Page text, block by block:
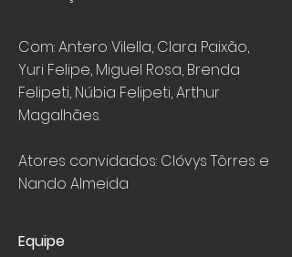
Com: Antero Vilella, Clara Paixão,
Yuri Felipe, Miguel Rosa, Brenda
Felipeti, Núbia Felipeti, Arthur
Magalhães.
Atores convidados: Clóvys Tôrres e
Nando Almeida
Equipe